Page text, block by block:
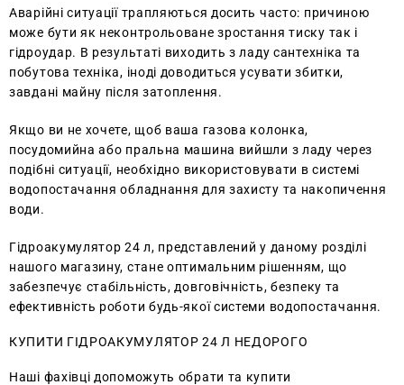
Аварійні ситуації трапляються досить часто: причиною
може бути як неконтрольоване зростання тиску так і
гідроудар. В результаті виходить з ладу сантехніка та
побутова техніка, іноді доводиться усувати збитки,
завдані майну після затоплення.
Якщо ви не хочете, щоб ваша газова колонка,
посудомийна або пральна машина вийшли з ладу через
подібні ситуації, необхідно використовувати в системі
водопостачання обладнання для захисту та накопичення
води.
Гідроакумулятор 24 л, представлений у даному розділі
нашого магазину, стане оптимальним рішенням, що
забезпечує стабільність, довговічність, безпеку та
ефективність роботи будь-якої системи водопостачання.
КУПИТИ ГІДРОАКУМУЛЯТОР 24 Л НЕДОРОГО
Наші фахівці допоможуть обрати та купити